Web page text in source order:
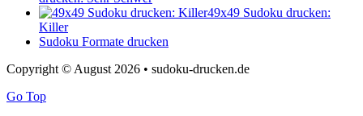
49x49 Sudoku drucken:
Killer
Sudoku Formate drucken
Copyright © August 2026 • sudoku-drucken.de
Go Top